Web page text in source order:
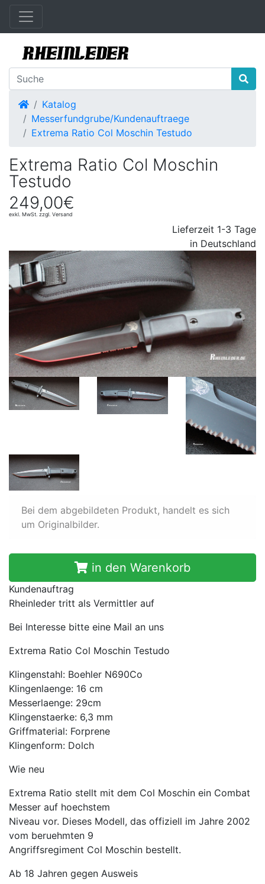
Startseite
Katalog
Messerfundgrube/Kundenauftraege
Extrema Ratio Col Moschin Testudo
Extrema Ratio Col Moschin
Testudo
249,00€
exkl. MwSt. zzgl. Versand
Lieferzeit 1-3 Tage
in Deutschland
Bei dem abgebildeten Produkt, handelt es sich
um Originalbilder.
in den Warenkorb
Kundenauftrag
Rheinleder tritt als Vermittler auf
Bei Interesse bitte eine Mail an uns
Extrema Ratio Col Moschin Testudo
Klingenstahl: Boehler N690Co
Klingenlaenge: 16 cm
Messerlaenge: 29cm
Klingenstaerke: 6,3 mm
Griffmaterial: Forprene
Klingenform: Dolch
Wie neu
Extrema Ratio stellt mit dem Col Moschin ein Combat
Messer auf hoechstem
Niveau vor. Dieses Modell, das offiziell im Jahre 2002
vom beruehmten 9
Angriffsregiment Col Moschin bestellt.
Ab 18 Jahren gegen Ausweis